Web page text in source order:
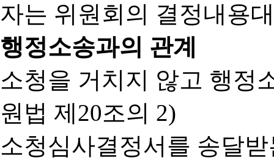
자는 위원회의 결정내용
행정소송과의 관계
소청을 거치지 않고 행정
원법 제20조의 2)
소청심사결정서를 송달